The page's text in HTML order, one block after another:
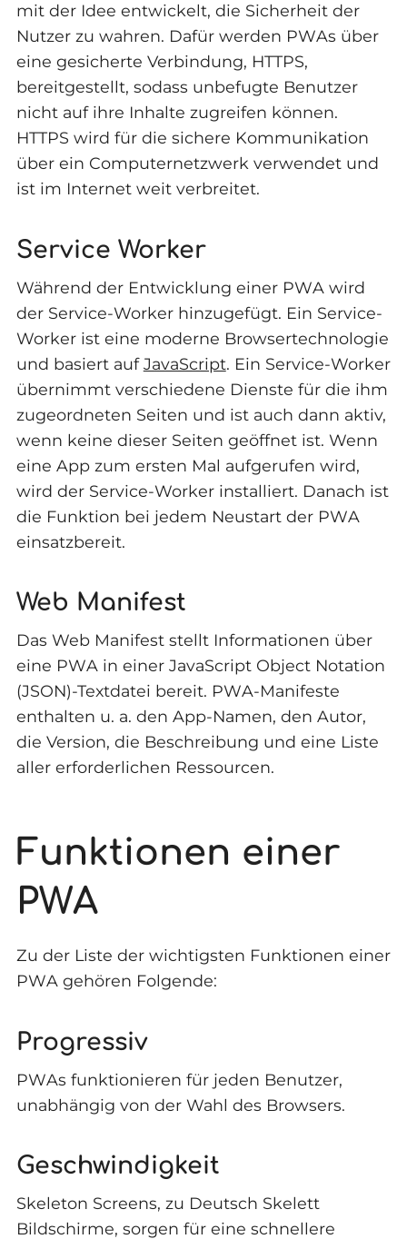
mit der Idee entwickelt, die Sicherheit der
Nutzer zu wahren. Dafür werden PWAs über
eine gesicherte Verbindung, HTTPS,
bereitgestellt, sodass unbefugte Benutzer
nicht auf ihre Inhalte zugreifen können.
HTTPS wird für die sichere Kommunikation
über ein Computernetzwerk verwendet und
ist im Internet weit verbreitet.
Service Worker
Während der Entwicklung einer PWA wird
der Service-Worker hinzugefügt. Ein Service-
Worker ist eine moderne Browsertechnologie
und basiert aufJavaScript. Ein Service-Worker
übernimmt verschiedene Dienste für die ihm
zugeordneten Seiten und ist auch dann aktiv,
wenn keine dieser Seiten geöffnet ist. Wenn
eine App zum ersten Mal aufgerufen wird,
wird der Service-Worker installiert. Danach ist
die Funktion bei jedem Neustart der PWA
einsatzbereit.
Web Manifest
Das Web Manifest stellt Informationen über
eine PWA in einer JavaScript Object Notation
(JSON)-Textdatei bereit. PWA-Manifeste
enthalten u. a. den App-Namen, den Autor,
die Version, die Beschreibung und eine Liste
aller erforderlichen Ressourcen.
Funktionen einer
PWA
Zu der Liste der wichtigsten Funktionen einer
PWA gehören Folgende:
Progressiv
PWAs funktionieren für jeden Benutzer,
unabhängig von der Wahl des Browsers.
Geschwindigkeit
Skeleton Screens, zu Deutsch Skelett
Bildschirme, sorgen für eine schnellere